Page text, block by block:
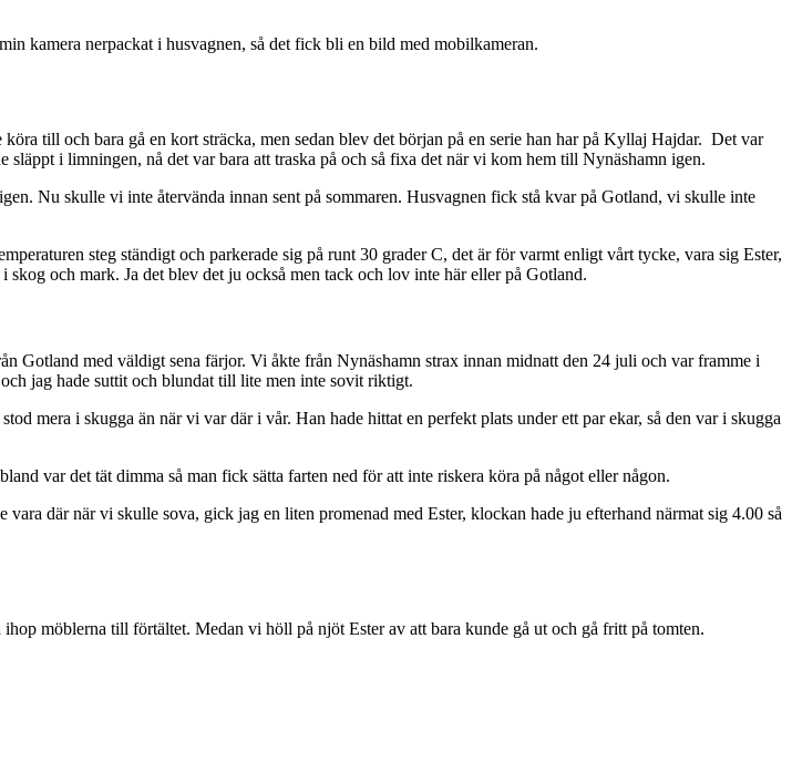
kamera nerpackat i husvagnen, så det fick bli en bild med mobilkameran.
till och bara gå en kort sträcka, men sedan blev det början på en serie han har på Kyllaj Hajdar. Det var
i limningen, nå det var bara att traska på och så fixa det när vi kom hem till Nynäshamn igen.
Nu skulle vi inte återvända innan sent på sommaren. Husvagnen fick stå kvar på Gotland, vi skulle inte
steg ständigt och parkerade sig på runt 30 grader C, det är för varmt enligt vårt tycke, vara sig Ester,
och mark. Ja det blev det ju också men tack och lov inte här eller på Gotland.
Gotland med väldigt sena färjor. Vi åkte från Nynäshamn strax innan midnatt den 24 juli och var framme i
jag hade suttit och blundat till lite men inte sovit riktigt.
mera i skugga än när vi var där i vår. Han hade hittat en perfekt plats under ett par ekar, så den var i skugga
var det tät dimma så man fick sätta farten ned för att inte riskera köra på något eller någon.
där när vi skulle sova, gick jag en liten promenad med Ester, klockan hade ju efterhand närmat sig 4.00 så
möblerna till förtältet. Medan vi höll på njöt Ester av att bara kunde gå ut och gå fritt på tomten.